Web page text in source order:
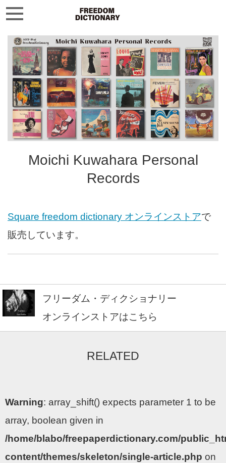
Moichi Kuwahara Personal
Records
Square freedom dictionary オンラインストアで
販売しています。
フリーダム・ディクショナリー
オンラインストアはこちら
RELATED
Warning: array_shift() expects parameter 1 to be
array, boolean given in
/home/blabo/freepaperdictionary.com/
content/themes/skeleton/single-article.php on